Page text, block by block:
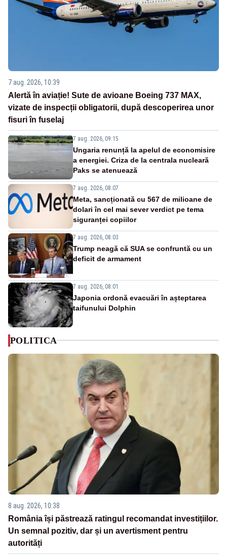
7 aug. 2026, 10:39
Alertă în aviație! Sute de avioane Boeing 737 MAX,
vizate de inspecții obligatorii, după descoperirea unor
fisuri în fuselaj
7 aug. 2026, 09:15
Ungaria renunță la apelul de economisire
a energiei. Criza de la centrala nucleară
Paks se atenuează
7 aug. 2026, 08:07
Meta, sancționată cu 567 de milioane de
dolari în cel mai sever verdict pe tema
siguranței copiilor
7 aug. 2026, 08:03
Trump neagă că SUA se confruntă cu un
deficit de armament
7 aug. 2026, 08:01
Japonia ordonă evacuări în așteptarea
taifunului Dolphin
POLITICA
8 aug. 2026, 10:38
România își păstrează ratingul recomandat investițiilor.
Un semnal pozitiv, dar și un avertisment pentru
autorități